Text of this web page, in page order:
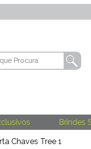
Brindes
Chaves Tree 1